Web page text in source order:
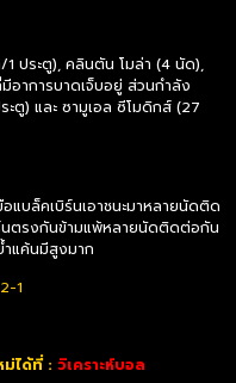
ประตู), คลินตัน โมล่า (4 นัด),
อาการบาดเจ็บอยู่ ส่วนกำลัง
ตู) และ ซามูเอล ซีโมดิกส์ (27
บล็คเบิร์นเอาชนะมาหลายนัดติด
นตรงกันข้ามแพ้หลายนัดติดต่อกัน
แค้นมีสูงมาก
1
ม่ได้ที่ : วิเคราะห์บอล